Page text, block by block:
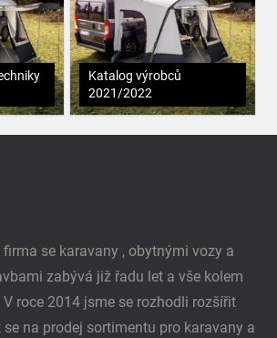
Katalog výrobců
2021/2022
se karavany , obytnými vozy a
zabývá již řadu let a vše kolem
roce 2014 jsme se rozhodli rozšířit
na prodej sortimentu pro karavany a